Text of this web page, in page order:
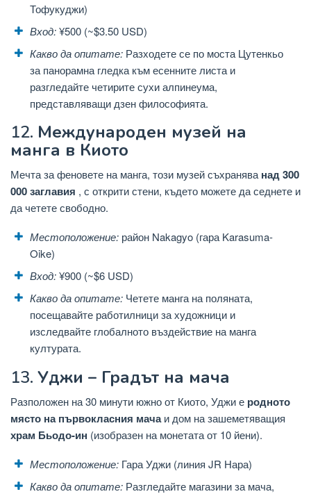
Тофукуджи)
Вход:¥500 (~$3.50 USD)
Какво да опитате: Разходете се по моста Цутенкьо
за панорамна гледка към есенните листа и
разгледайте четирите сухи алпинеума,
представляващи дзен философията.
12. Международен музей на
манга в Киото
Мечта за феновете на манга, този музей съхраняванад 300
000 заглавия , с открити стени, където можете да седнете и
да четете свободно.
Местоположение: район Nakagyo (гара Karasuma-
Oike)
Вход:¥900 (~$6 USD)
Какво да опитате: Четете манга на поляната,
посещавайте работилници за художници и
изследвайте глобалното въздействие на манга
културата.
13. Уджи – Градът на мача
Разположен на 30 минути южно от Киото, Уджи е родното
място на първокласния мачаи дом на зашеметяващия
храм Бьодо-ин (изобразен на монетата от 10 йени).
Местоположение: Гара Уджи (линия JR Нара)
Какво да опитате: Разгледайте магазини за мача,